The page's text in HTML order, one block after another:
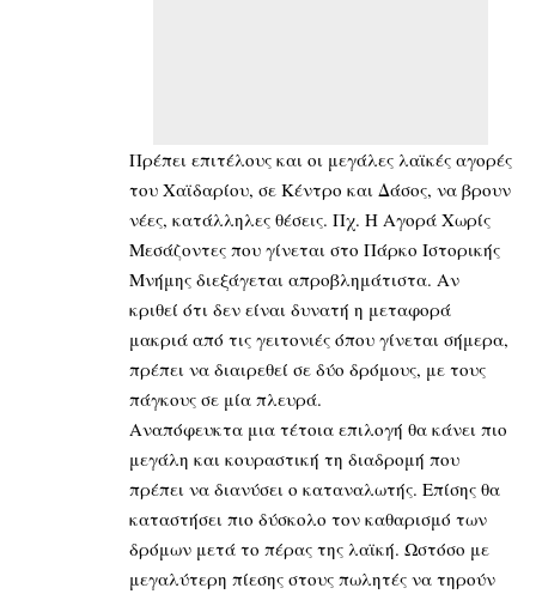
Πρέπει επιτέλους και οι μεγάλες λαϊκές αγορές
του Χαϊδαρίου, σε Κέντρο και Δάσος, να βρουν
νέες, κατάλληλες θέσεις. Πχ. Η Αγορά Χωρίς
Μεσάζοντες που γίνεται στο Πάρκο Ιστορικής
Μνήμης διεξάγεται απροβλημάτιστα. Αν
κριθεί ότι δεν είναι δυνατή η μεταφορά
μακριά από τις γειτονιές όπου γίνεται σήμερα,
πρέπει να διαιρεθεί σε δύο δρόμους, με τους
πάγκους σε μία πλευρά.
Αναπόφευκτα μια τέτοια επιλογή θα κάνει πιο
μεγάλη και κουραστική τη διαδρομή που
πρέπει να διανύσει ο καταναλωτής. Επίσης θα
καταστήσει πιο δύσκολο τον καθαρισμό των
δρόμων μετά το πέρας της λαϊκή. Ωστόσο με
μεγαλύτερη πίεσης στους πωλητές να τηρούν